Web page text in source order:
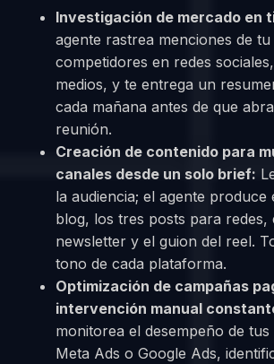
Investigación de mercado en
agente rastrea menciones de
competidores en redes
medios, y te entrega un
cada mañana antes de que
reunión.
Creación de contenido para
canales desde un solo brief:
la audiencia; el agente produce
blog, los tres posts para redes,
newsletter y el guion del reel.
tono de cada plataforma.
Optimización de campañas
intervención manual
monitorea el desempeño de
Meta Ads o Google Ads,